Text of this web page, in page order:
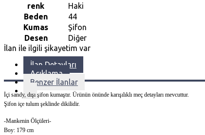
renk
Haki
Beden
44
Kumas
Şifon
Desen
Diğer
İlan ile ilgili şikayetim var
İlan Detayları
Açıklama
Benzer İlanlar
İçi sandy, dışı şifon kumaştır. Ürünün önünde karışılıklı meç detayları mevcuttur.
Şifon içe tulum şeklinde dikilidir.
-Mankenin Ölçüleri-
Boy: 179 cm